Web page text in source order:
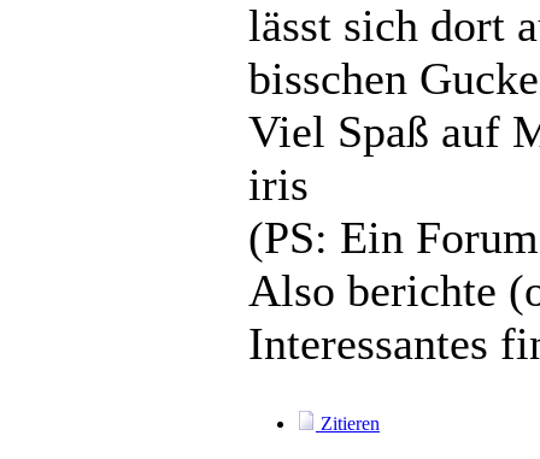
lässt sich dort
bisschen
Viel Spaß auf
iris
(PS: Ein
Also berichte
Interessantes
Zitieren